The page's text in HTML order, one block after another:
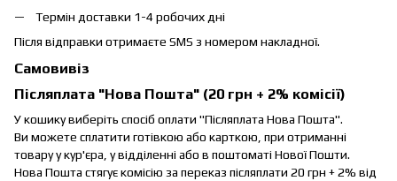
Термін доставки 1-4 робочих дні
Після відправки отримаєте SMS з номером накладної.
Самовивіз
Післяплата "Нова Пошта" (20 грн + 2% комісії)
У кошику виберіть спосіб оплати "Післяплата Нова Пошта".
Ви можете сплатити готівкою або карткою, при отриманні
товару у кур'єра, у відділенні або в поштоматі Нової Пошти.
Нова Пошта стягує комісію за переказ післяплати 20 грн + 2% від